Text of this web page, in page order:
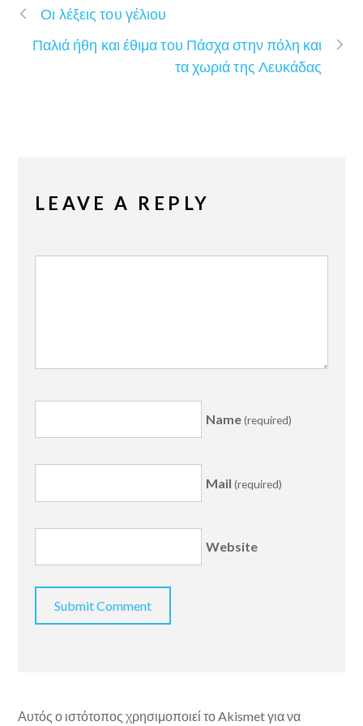
Οι λέξεις του γέλιου
Παλιά ήθη και έθιμα του Πάσχα στην πόλη και
τα χωριά της Λευκάδας
LEAVE A REPLY
Name(required)
Mail (required)
Website
Αυτός ο ιστότοπος χρησιμοποιεί το Akismet για να